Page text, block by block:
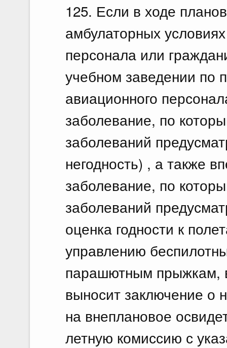
125. Если в ходе
амбулаторных
персонала или
учебном заведении по
авиационного
заболевание, по
заболеваний
негодность) , а также
заболевание, по
заболеваний
оценка годности к
управлению
парашютным прыжкам,
выносит заключение о
на внеплановое
летную комиссию с